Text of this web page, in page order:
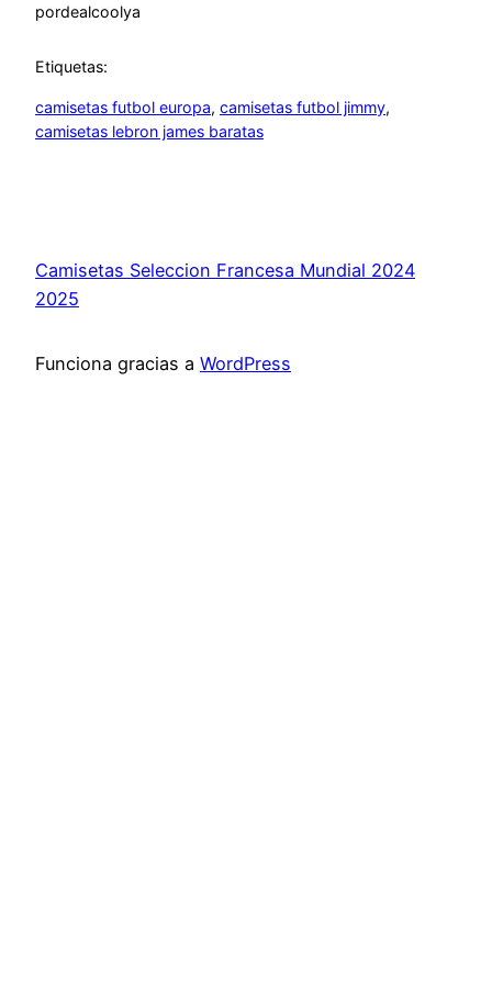
pordealcoolya
Etiquetas:
camisetas futbol europa, camisetas futbol jimmy
camisetas lebron james baratas
Camisetas Seleccion Francesa Mundial 2024
2025
Funciona gracias a WordPress